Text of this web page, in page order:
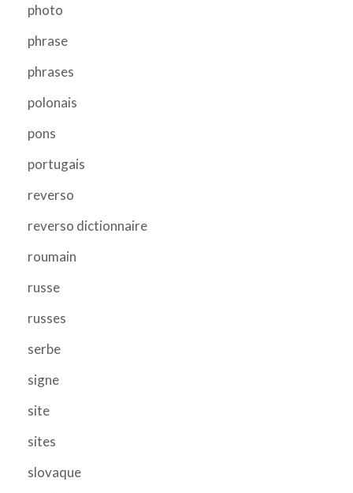
photo
phrase
phrases
polonais
pons
portugais
reverso
reverso dictionnaire
roumain
russe
russes
serbe
signe
site
sites
slovaque